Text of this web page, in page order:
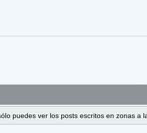
puedes ver los posts escritos en zonas a